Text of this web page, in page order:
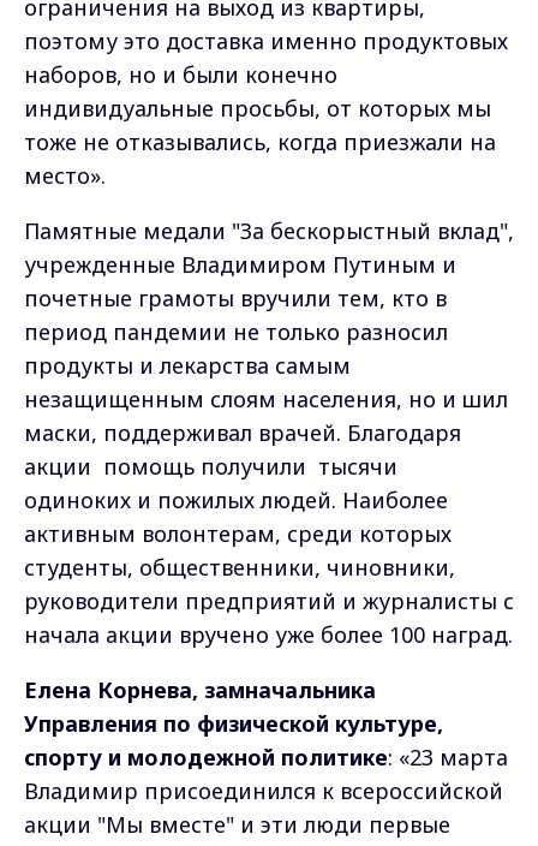
ограничения на выход из квартиры,
поэтому это доставка именно продуктовых
наборов, но и были конечно
индивидуальные просьбы, от которых мы
тоже не отказывались, когда приезжали на
место».
Памятные медали "За бескорыстный вклад",
учрежденные Владимиром Путиным и
почетные грамоты вручили тем, кто в
период пандемии не только разносил
продукты и лекарства самым
незащищенным слоям населения, но и шил
маски, поддерживал врачей. Благодаря
акции помощь получили тысячи
одиноких и пожилых людей. Наиболее
активным волонтерам, среди которых
студенты, общественники, чиновники,
руководители предприятий и журналисты с
начала акции вручено уже более 100 наград.
Елена Корнева, замначальника
Управления по физической культуре,
спорту и молодежной политике: «23 марта
Владимир присоединился к всероссийской
акции "Мы вместе" и эти люди первые